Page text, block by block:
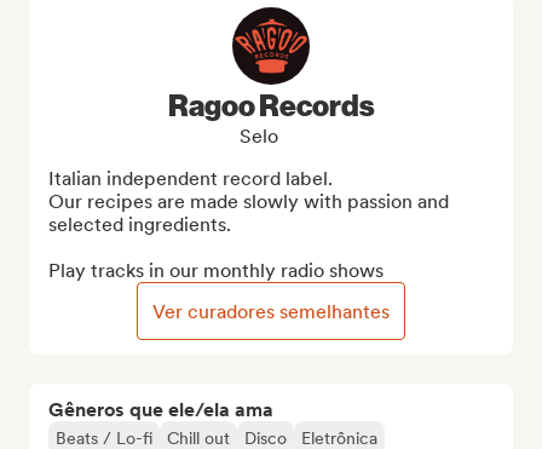
Gêneros que ele/ela ama
Beats / Lo-fi Chill out Disco
Eletrônica
Ragoo Records
Selo
Italian independent record label.
Our recipes are made slowly with passion and
selected ingredients.
Play tracks in our monthly radio shows
Ver curadores semelhantes